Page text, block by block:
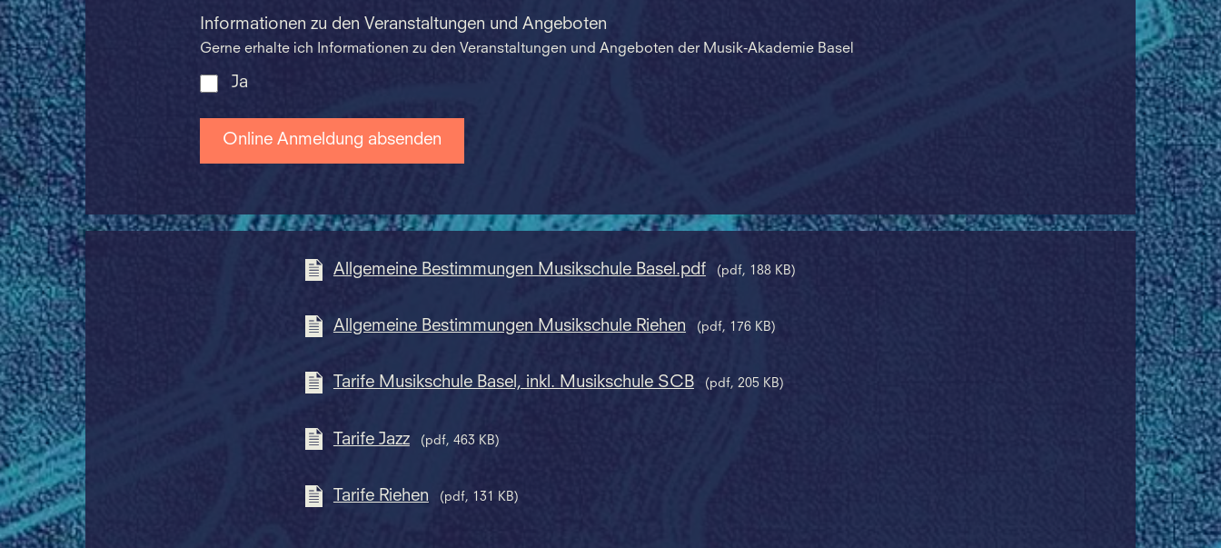
Informationen zu den Veranstaltungen und Angeboten
Gerne erhalte ich Informationen zu den Veranstaltungen und Angeboten der Musik-Akademie Basel
Ja
Allgemeine Bestimmungen Musikschule Basel.pdf (pdf, 188 KB)
Allgemeine Bestimmungen Musikschule Riehen (pdf, 176 KB)
Tarife Musikschule Basel, inkl. Musikschule SCB (pdf, 205 KB)
Tarife Jazz (pdf, 463 KB)
Tarife Riehen (pdf, 131 KB)